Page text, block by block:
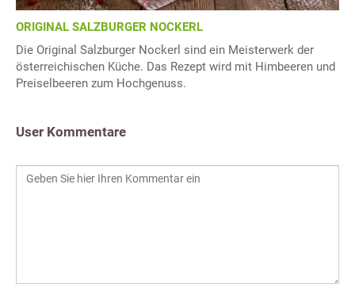
ORIGINAL SALZBURGER NOCKERL
Die Original Salzburger Nockerl sind ein Meisterwerk der
österreichischen Küche. Das Rezept wird mit Himbeeren und
Preiselbeeren zum Hochgenuss.
User Kommentare